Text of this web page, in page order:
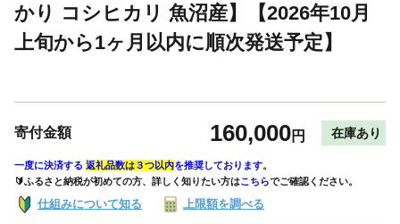
かり コシヒカリ 魚沼産】【2026年10月
上旬から1ヶ月以内に順次発送予定】
寄付金額 160,000円 在庫あり
一度に決済する 返礼品数は３つ以内を推奨しております。
🔰ふるさと納税が初めての方、詳しく知りたい方はこちらでご確認ください。
仕組みについて知る 上限額を調べる